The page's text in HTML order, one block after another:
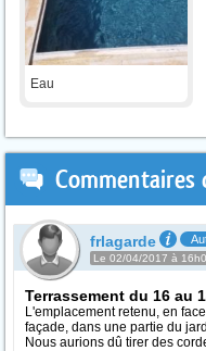
Eau
Commentaires
frlagarde
Le 02/04/2017 à
Terrassement du 16 au
L'emplacement retenu, en
façade, dans une partie du
Nous aurions dû tirer des